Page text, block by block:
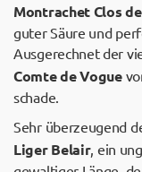
Montrachet Clos
guter Säure und
Ausgerechnet der
Comte de Vogue
schade.
Sehr überzeugend
Liger Belair, ein